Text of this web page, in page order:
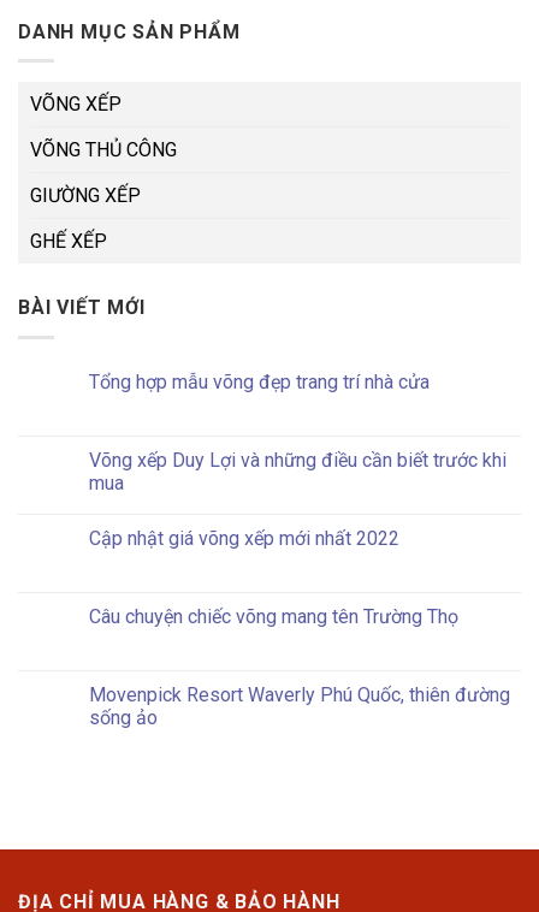
DANH MỤC SẢN PHẨM
VÕNG XẾP
VÕNG THỦ CÔNG
GIƯỜNG XẾP
GHẾ XẾP
BÀI VIẾT MỚI
Tổng hợp mẫu võng đẹp trang trí nhà cửa
Võng xếp Duy Lợi và những điều cần biết trước khi
mua
Cập nhật giá võng xếp mới nhất 2022
Câu chuyện chiếc võng mang tên Trường Thọ
Movenpick Resort Waverly Phú Quốc, thiên đường
sống ảo
ĐỊA CHỈ MUA HÀNG & BẢO HÀNH